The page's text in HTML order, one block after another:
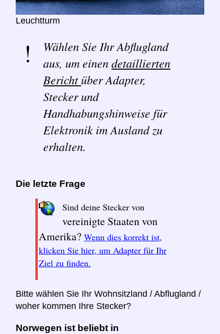
Leuchtturm
Wählen Sie Ihr Abflugland
aus, um einendetaillierten
Bericht über Adapter,
Stecker und
Handhabungshinweise für
Elektronik im Ausland zu
erhalten.
Die letzte Frage
Sind deine Stecker von
vereinigte Staaten von
Amerika? Wenn dies korrekt ist,
klicken Sie hier, um Adapter für Ihr
Ziel zu finden.
Bitte wählen Sie Ihr Wohnsitzland / Abflugland /
woher kommen Ihre Stecker?
Norwegen ist beliebt in